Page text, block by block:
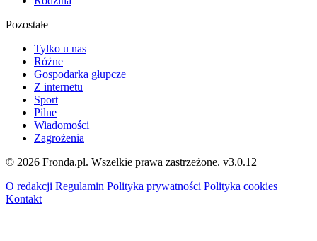
Pozostałe
Tylko u nas
Różne
Gospodarka głupcze
Z internetu
Sport
Pilne
Wiadomości
Zagrożenia
© 2026 Fronda.pl. Wszelkie prawa zastrzeżone. v3.0.12
O redakcji Regulamin Polityka prywatności Polityka cookies
Kontakt